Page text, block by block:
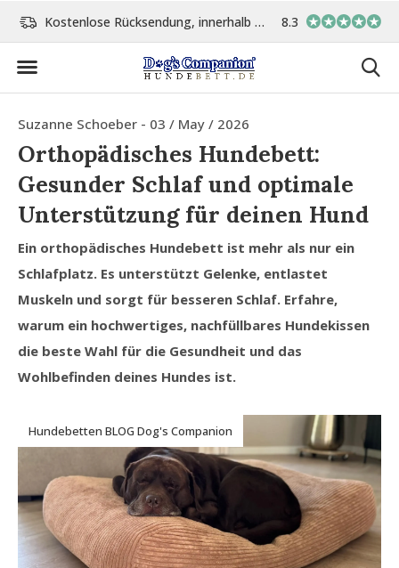
innerhalb 14 Tage Vor 15:00 Uhr bestellt, am gleichen Tag versand
8.3
Suzanne Schoeber - 03 / May / 2026
Orthopädisches Hundebett:
Gesunder Schlaf und optimale
Unterstützung für deinen Hund
Ein orthopädisches Hundebett ist mehr als nur ein
Schlafplatz. Es unterstützt Gelenke, entlastet
Muskeln und sorgt für besseren Schlaf. Erfahre,
warum ein hochwertiges, nachfüllbares Hundekissen
die beste Wahl für die Gesundheit und das
Wohlbefinden deines Hundes ist.
Hundebetten BLOG Dog's Companion